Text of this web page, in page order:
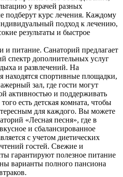
у врачей разных
подберут курс лечения. Каждому
подход к лечению,
результаты и быстрое
и питание. Санаторий предлагает
спектр дополнительных услуг
и развлечений. На
находятся спортивные площадки,
зал, где гости могут
активностью и поддерживать
есть детская комната, чтобы
для каждого. Вы можете
«Лесная песня», где в
и сбалансированное
с учетом диетических
гостей. Свежие и
гарантируют полезное питание
варианты полного пансиона